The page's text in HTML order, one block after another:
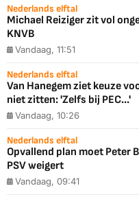
Nederlands elftal
Michael Reiziger zit vol
KNVB
Vandaag, 11:51
Nederlands elftal
Van Hanegem ziet keuze
niet zitten: 'Zelfs bij PEC...'
Vandaag, 10:26
Nederlands elftal
Opvallend plan moet Peter
PSV weigert
Vandaag, 09:41